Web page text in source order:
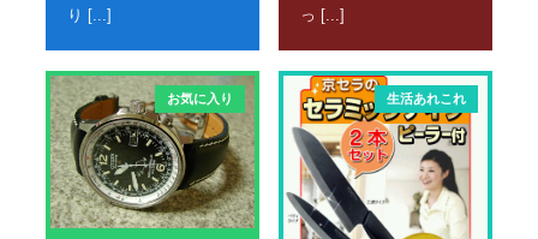
り [...]
お気に入り
っ [...]
生活あれこれ